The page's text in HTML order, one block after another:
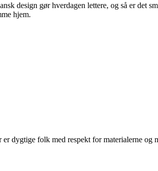
design gør hverdagen lettere, og så er
hjem.
dygtige folk med respekt for materialerne og